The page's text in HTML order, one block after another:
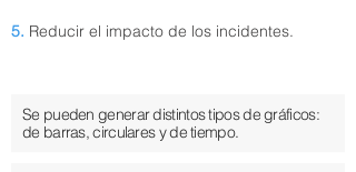
5. Reducir el impacto de los incidentes.
Se pueden generar distintos tipos de gráficos:
de barras, circulares y de tiempo.